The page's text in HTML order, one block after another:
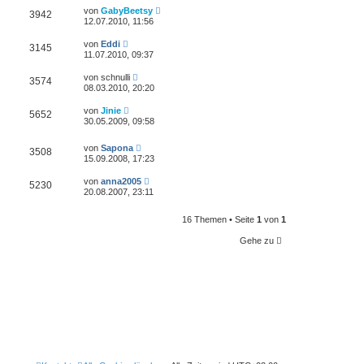
3942 von GabyBeetsy
12.07.2010, 11:56
3145 von Eddi
11.07.2010, 09:37
3574 von schnulli
08.03.2010, 20:20
5652 von Jinie
30.05.2009, 09:58
3508 von Sapona
15.09.2008, 17:23
5230 von anna2005
20.08.2007, 23:11
16 Themen • Seite 1 von 1
Gehe zu